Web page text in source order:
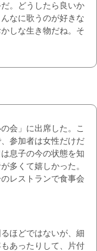
。どうしたら良いか
なに歌うのが好きな
しな生き物だね。そ
会」に出席した。こ
参加者は女性だけだ
息子の今の状態を知
多くて嬉しかった。
レストランで食事会
ほどではないが、細
あったりして、片付